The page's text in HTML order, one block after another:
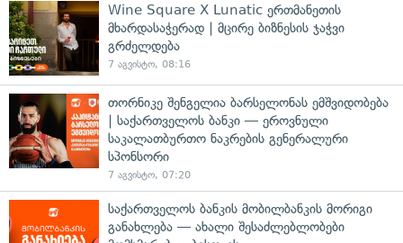
Wine Square X Lunatic ერთმანეთის
მხარდასაჭერად | მცირე ბიზნესის ჯაჭვი
გრძელდება
7 აგვისტო, 08:16
თორნიკე შენგელია ბარსელონას ემშვიდობება
| საქართველოს ბანკი — ეროვნული
საკალათბურთო ნაკრების გენერალური
სპონსორი
7 აგვისტო, 07:20
საქართველოს ბანკის მობილბანკის მორიგი
განახლება — ახალი შესაძლებლობები